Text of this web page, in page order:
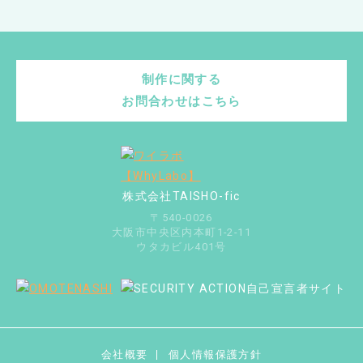
制作に関する
お問合わせはこちら
株式会社TAISHO-fic
〒540-0026
大阪市中央区内本町1-2-11
ウタカビル401号
会社概要 個人情報保護方針